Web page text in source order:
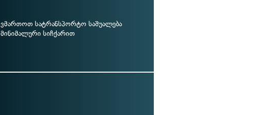
ვმართოთ სატრანსპორტო საშუალება
მინიმალური სიჩქარით